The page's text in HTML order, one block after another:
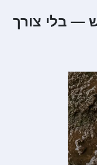
— בלי צורך